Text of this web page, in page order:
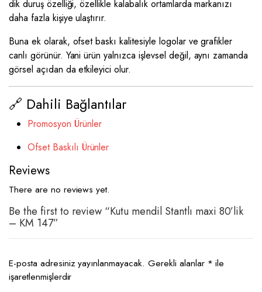
dik duruş özelliği, özellikle kalabalık ortamlarda markanızı
daha fazla kişiye ulaştırır.
Buna ek olarak, ofset baskı kalitesiyle logolar ve grafikler
canlı görünür. Yani ürün yalnızca işlevsel değil, aynı zamanda
görsel açıdan da etkileyici olur.
🔗 Dahili Bağlantılar
Promosyon Ürünler
Ofset Baskılı Ürünler
Reviews
There are no reviews yet.
Be the first to review “Kutu mendil Stantlı maxi 80’lik
– KM 147”
E-posta adresiniz yayınlanmayacak. Gerekli alanlar * ile
işaretlenmişlerdir